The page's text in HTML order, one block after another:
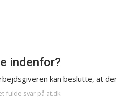
indenfor?
kan beslutte, at
fulde svar på at.dk